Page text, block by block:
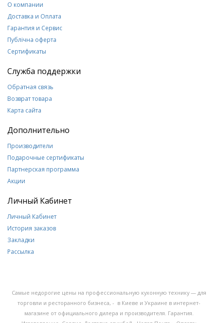
О компании
Доставка и Оплата
Гарантия и Сервис
Публічна оферта
Сертификаты
Служба поддержки
Обратная связь
Возврат товара
Карта сайта
Дополнительно
Производители
Подарочные сертификаты
Партнерская программа
Акции
Личный Кабинет
Личный Кабинет
История заказов
Закладки
Рассылка
Самые недорогие цены на профессиональную кухонную технику — для
торговли и ресторанного бизнеса, - в Киеве и Украине в интернет-
магазине от официального дилера и производителя. Гарантия.